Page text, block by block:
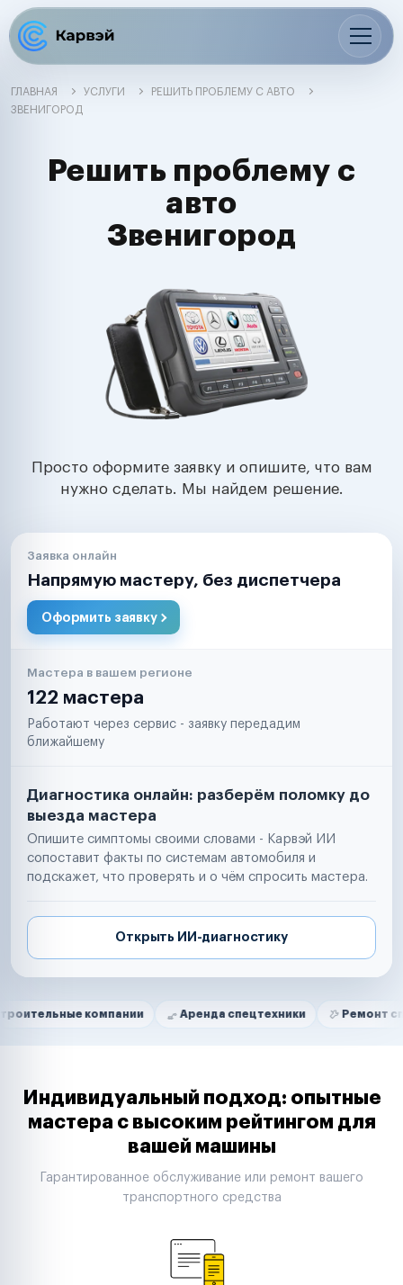
ГЛАВНАЯ УСЛУГИ
РЕШИТЬ ПРОБЛЕМУ С АВТО
ЗВЕНИГОРОД
Решить проблему с
авто
Звенигород
Просто оформите заявку и опишите, что вам
нужно сделать. Мы найдем решение.
Заявка онлайн
Напрямую мастеру, без диспетчера
Оформить заявку
Мастера в вашем регионе
122 мастера
Работают через сервис - заявку передадим
ближайшему
Диагностика онлайн: разберём поломку до
выезда мастера
Опишите симптомы своими словами - Карвэй ИИ
сопоставит факты по системам автомобиля и
подскажет, что проверять и о чём спросить мастера.
Открыть ИИ-диагностику
Нам доверяют
компании Аренда спецтехники Ремонт спецтехники
Маркетплейсы
Таксопарки
Автодилеры
Строительные компании
Аренда спецтехники
Индивидуальный подход: опытные
мастера с высоким рейтингом для
вашей машины
Гарантированное обслуживание или ремонт вашего
транспортного средства